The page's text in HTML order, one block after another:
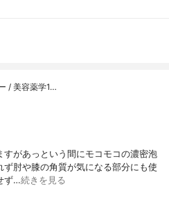
/ 美容薬学1…
があっという間にモコモコの濃密泡
肘や膝の角質が気になる部分にも使
ず…続きを見る